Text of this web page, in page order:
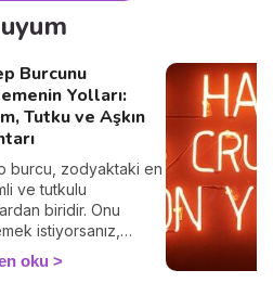
Burcunu
Yolları:
Tutku ve Aşkın
burcu, zodyaktaki en
ve tutkulu
biridir. Onu
istiyorsanız,
yaklaşımlardan uzak
Akrep, derin
oku